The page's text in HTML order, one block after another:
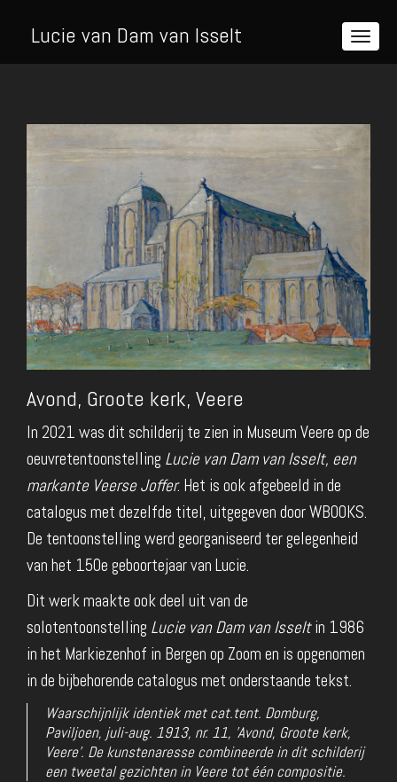
Lucie van Dam van Isselt
Avond, Groote kerk, Veere
In 2021 was dit schilderij te zien in Museum Veere op de
oeuvretentoonstelling Lucie van Dam van Isselt, een
markante Veerse Joffer. Het is ook afgebeeld in de
catalogus met dezelfde titel, uitgegeven door WBOOKS.
De tentoonstelling werd georganiseerd ter gelegenheid
van het 150e geboortejaar van Lucie.
Dit werk maakte ook deel uit van de
solotentoonstelling Lucie van Dam van Isseltin 1986
in het Markiezenhof in Bergen op Zoom en is opgenomen
in de bijbehorende catalogus met onderstaande tekst.
Waarschijnlijk identiek met cat.tent. Domburg,
Paviljoen, juli-aug. 1913, nr. 11, 'Avond, Groote kerk,
Veere'. De kunstenaresse combineerde in dit schilderij
een tweetal gezichten in Veere tot één compositie.